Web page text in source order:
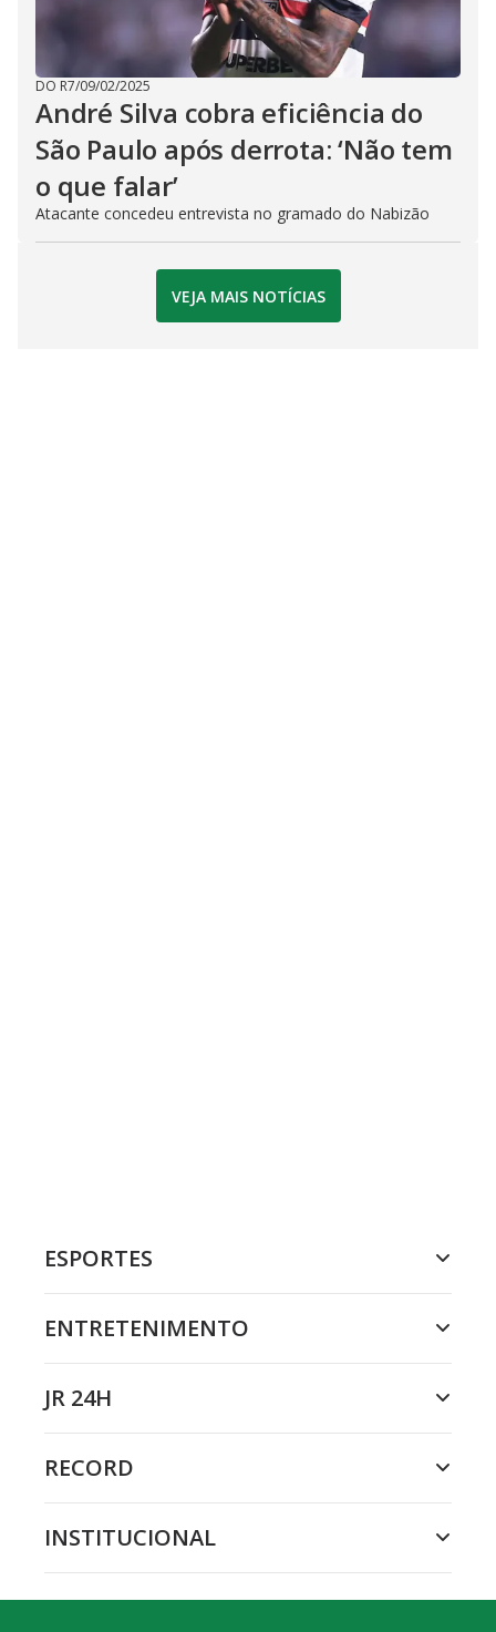
DO R7/09/02/2025
André Silva cobra eficiência do
São Paulo após derrota: ‘Não tem
o que falar’
Atacante concedeu entrevista no gramado do Nabizão
VEJA MAIS NOTÍCIAS
ESPORTES
ENTRETENIMENTO
JR 24H
RECORD
INSTITUCIONAL